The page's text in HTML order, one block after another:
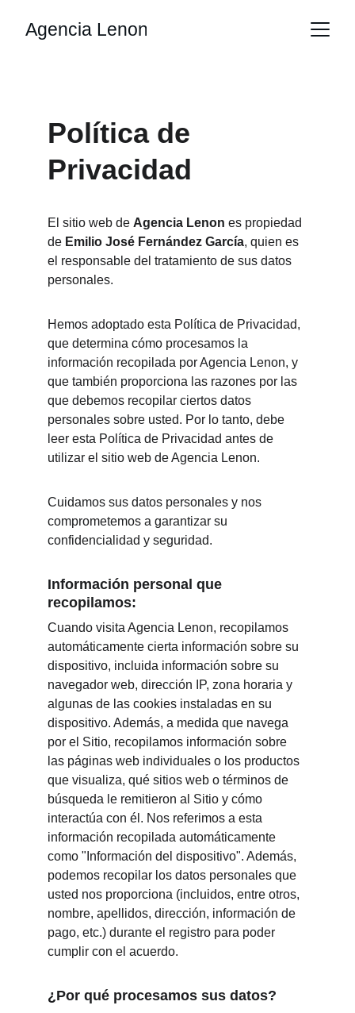
Agencia Lenon
Política de
Privacidad
El sitio web de Agencia Lenon es propiedad
de Emilio José Fernández García, quien es
el responsable del tratamiento de sus datos
personales.
Hemos adoptado esta Política de Privacidad,
que determina cómo procesamos la
información recopilada por Agencia Lenon, y
que también proporciona las razones por las
que debemos recopilar ciertos datos
personales sobre usted. Por lo tanto, debe
leer esta Política de Privacidad antes de
utilizar el sitio web de Agencia Lenon.
Cuidamos sus datos personales y nos
comprometemos a garantizar su
confidencialidad y seguridad.
Información personal que
recopilamos:
Cuando visita Agencia Lenon, recopilamos
automáticamente cierta información sobre su
dispositivo, incluida información sobre su
navegador web, dirección IP, zona horaria y
algunas de las cookies instaladas en su
dispositivo. Además, a medida que navega
por el Sitio, recopilamos información sobre
las páginas web individuales o los productos
que visualiza, qué sitios web o términos de
búsqueda le remitieron al Sitio y cómo
interactúa con él. Nos referimos a esta
información recopilada automáticamente
como "Información del dispositivo". Además,
podemos recopilar los datos personales que
usted nos proporciona (incluidos, entre otros,
nombre, apellidos, dirección, información de
pago, etc.) durante el registro para poder
cumplir con el acuerdo.
¿Por qué procesamos sus datos?